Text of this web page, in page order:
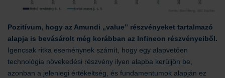
Pozitívum, hogy az Amundi „value” részvényeket tartalmazó
alapja is bevásárolt még korábban az Infineon részvényeiből.
Igencsak ritka eseménynek számít, hogy egy alapvetően
technológia növekedési részvény ilyen alapba kerüljön be,
azonban a jelenlegi értékeltség, és fundamentumok alapján ez